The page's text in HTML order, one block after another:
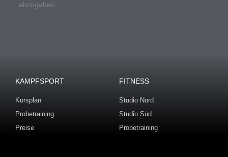
abzugeben.
KAMPFSPORT
Kursplan
Probetraining
Preise
FITNESS
Studio Nord
Studio Süd
Probetraining